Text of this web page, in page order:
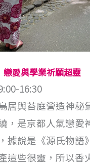
愛與學業祈願超靈
16:30
居與苔庭營造神秘
，是京都人氣戀愛
據說是《源氏物語
這些很靈，所以香